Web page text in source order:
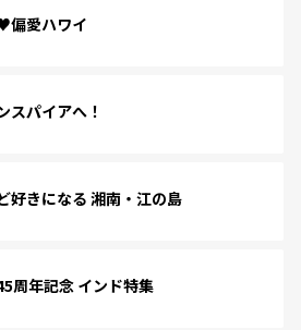
偏愛ハワイ
スパイアへ！
好きになる 湘南・江の島
周年記念 インド特集